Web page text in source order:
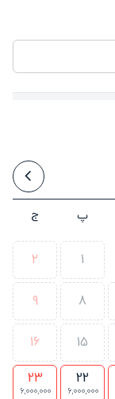
پ ج
1
2
8
9
15
16
22
6,000,000
23
6,000,000